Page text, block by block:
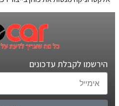
הירשמו לקבלת עדכונים